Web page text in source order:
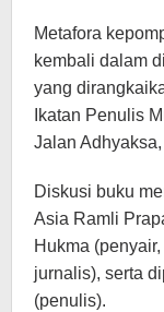
Metafora
kembali dalam
yang
Ikatan Penulis
Jalan
Diskusi buku
Asia Ramli
Hukma
jurnalis), serta
(penulis).